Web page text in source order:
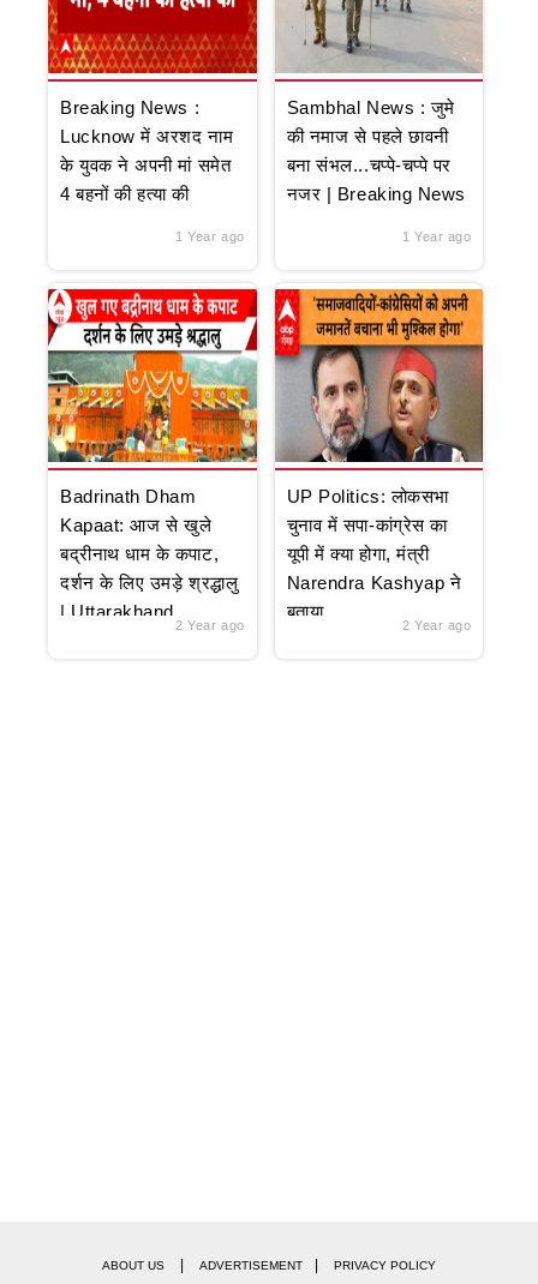
Breaking News :
Lucknow में अरशद नाम
के युवक ने अपनी मां समेत
4 बहनों की हत्या की
1 Year ago
Sambhal News : जुमे
की नमाज से पहले छावनी
बना संभल...चप्पे-चप्पे पर
नजर | Breaking News
1 Year ago
Badrinath Dham
Kapaat: आज से खुले
बद्रीनाथ धाम के कपाट,
दर्शन के लिए उमड़े श्रद्धालु
| Uttarakhand
2 Year ago
UP Politics: लोकसभा
चुनाव में सपा-कांग्रेस का
यूपी में क्या होगा, मंत्री
Narendra Kashyap ने
बताया
2 Year ago
ABOUT US ADVERTISEMENT PRIVACY POLICY